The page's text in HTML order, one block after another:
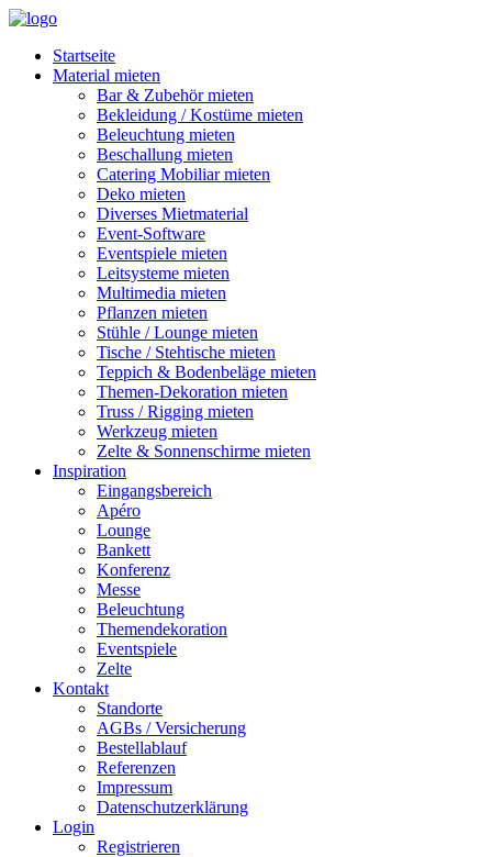
Startseite
Material mieten
Bar & Zubehör mieten
Bekleidung / Kostüme mieten
Beleuchtung mieten
Beschallung mieten
Catering Mobiliar mieten
Deko mieten
Diverses Mietmaterial
Event-Software
Eventspiele mieten
Leitsysteme mieten
Multimedia mieten
Pflanzen mieten
Stühle / Lounge mieten
Tische / Stehtische mieten
Teppich & Bodenbeläge mieten
Themen-Dekoration mieten
Truss / Rigging mieten
Werkzeug mieten
Zelte & Sonnenschirme mieten
Inspiration
Eingangsbereich
Apéro
Lounge
Bankett
Konferenz
Messe
Beleuchtung
Themendekoration
Eventspiele
Zelte
Kontakt
Standorte
AGBs / Versicherung
Bestellablauf
Referenzen
Impressum
Datenschutzerklärung
Login
Registrieren